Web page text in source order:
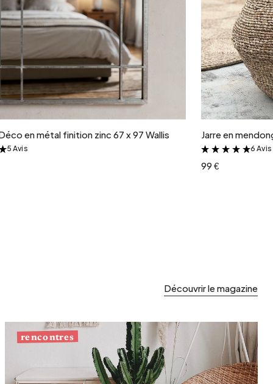
Ajouter au panier
en métal finition zinc 67 x 97 Wallis
&
5 Avis
Jarre en
&
6 Avis
99 €
Découvrir le magazine
rencontres